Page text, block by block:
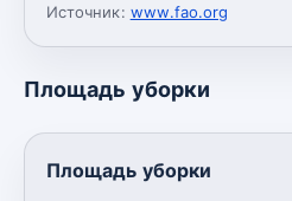
Источник: www.fao.org
Площадь уборки
Площадь уборки